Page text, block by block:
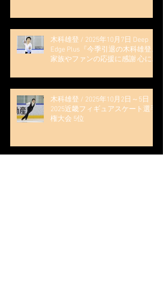
木科雄登 / 2025年10月7日 Deep
Edge Plus『今季引退の木科雄登、
家族やファンの応援に感謝 心に響
見に来て」』
木科雄登 / 2025年10月2日～5日
2025近畿フィギュアスケート選手
権大会 5位